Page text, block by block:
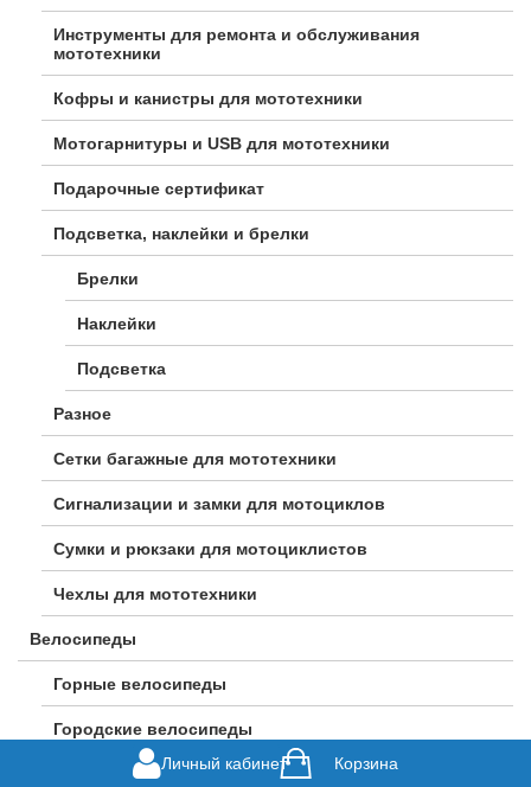
Инструменты для ремонта и обслуживания
мототехники
Кофры и канистры для мототехники
Мотогарнитуры и USB для мототехники
Подарочные сертификат
Подсветка, наклейки и брелки
Брелки
Наклейки
Подсветка
Разное
Сетки багажные для мототехники
Сигнализации и замки для мотоциклов
Сумки и рюкзаки для мотоциклистов
Чехлы для мототехники
Велосипеды
Горные велосипеды
Городские велосипеды
Гравийные велосипеды
Личный кабинет Корзина